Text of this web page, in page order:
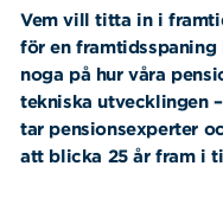
Vem vill titta in i
för en
noga på hur våra
tekniska utvecklingen
tar pensionsexperter
att blicka 25 år fram i